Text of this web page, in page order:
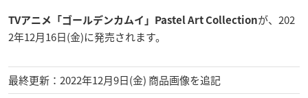
TVアニメ「ゴールデンカムイ」Pastel Art Collectionが、202
2年12月16日(金)に発売されます。
最終更新：2022年12月9日(金) 商品画像を追記